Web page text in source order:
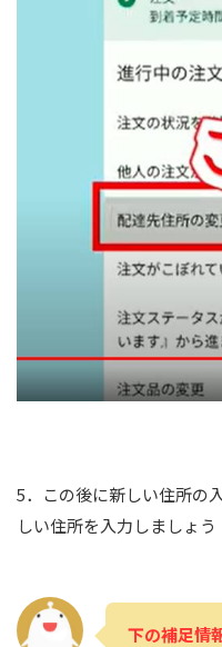
5．この後に新しい住所の
しい住所を入力しましょう
下の補足情